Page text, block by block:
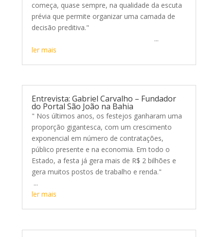
começa, quase sempre, na qualidade da escuta
prévia que permite organizar uma camada de
decisão preditiva."
...
ler mais
Entrevista: Gabriel Carvalho – Fundador
do Portal São João na Bahia
" Nos últimos anos, os festejos ganharam uma
proporção gigantesca, com um crescimento
exponencial em número de contratações,
público presente e na economia. Em todo o
Estado, a festa já gera mais de R$ 2 bilhões e
gera muitos postos de trabalho e renda."
...
ler mais